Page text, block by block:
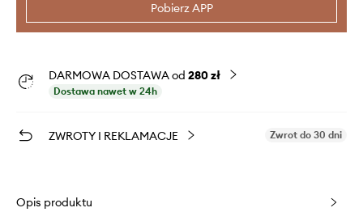
Pobierz APP
DARMOWA DOSTAWA od 280 zł
Dostawa nawet w 24h
ZWROTY I REKLAMACJE Zwrot do 30 dni
Opis produktu